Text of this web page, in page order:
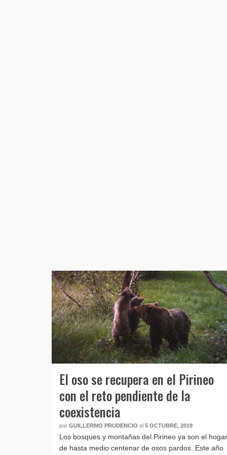
El oso se recupera en el Pirineo
con el reto pendiente de la
coexistencia
por GUILLERMO PRUDENCIO el 5 OCTUBRE, 2019
Los bosques y montañas del Pirineo ya son el hogar
de hasta medio centenar de osos pardos. Este año